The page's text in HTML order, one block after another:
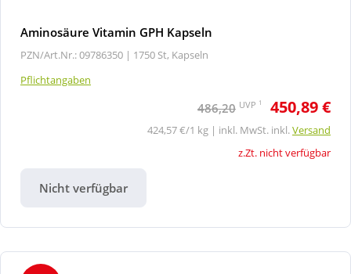
Aminosäure Vitamin GPH Kapseln
PZN/Art.Nr.: 09786350 | 1750 St, Kapseln
Pflichtangaben
486,20 UVP 1 450,89 €
424,57 €/1 kg | inkl. MwSt. inkl.Versand
z.Zt. nicht verfügbar
Nicht verfügbar